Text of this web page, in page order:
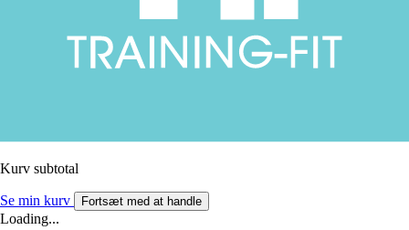
Kurv subtotal
Se min kurv Fortsæt med at handle
Loading...